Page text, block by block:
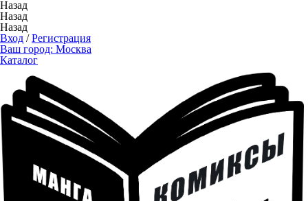
Назад
Назад
Назад
Вход /Регистрация
Ваш город: Москва
Каталог